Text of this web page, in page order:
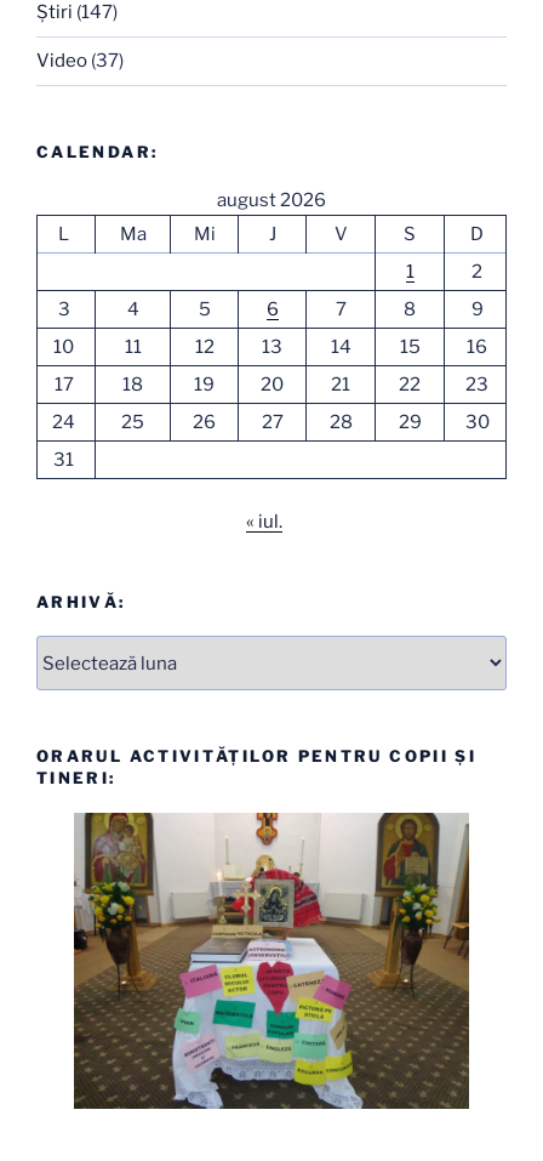
Ştiri (147)
Video (37)
CALENDAR:
august 2026
L
Ma Mi J V S
D
1
2
3
4 5 6 7 8
9
10
11 12 13 14 15
16
17
18 19 20 21 22
23
24
25 26 27 28 29
30
31
« iul.
ARHIVĂ:
ORARUL ACTIVITĂȚILOR PENTRU COPII ȘI
TINERI: